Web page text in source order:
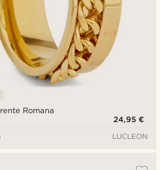
Romana
24,95 €
LUCLEON